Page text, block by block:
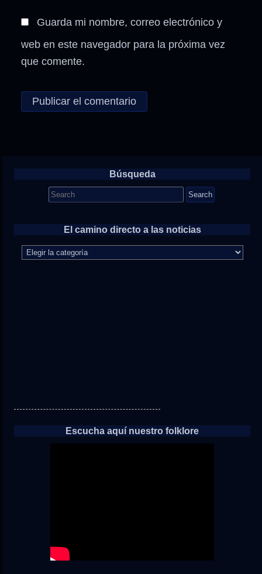
Guarda mi nombre, correo electrónico y
web en este navegador para la próxima vez
que comente.
Búsqueda
Search
for:
El camino directo a las noticias
camino
Escucha aquí nuestro folklore